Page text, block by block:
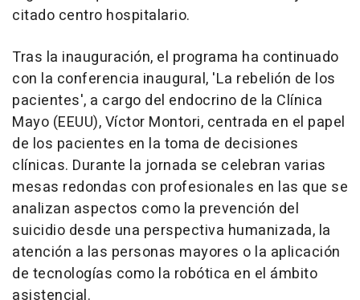
citado centro hospitalario.
Tras la inauguración, el programa ha continuado
con la conferencia inaugural, 'La rebelión de los
pacientes', a cargo del endocrino de la Clínica
Mayo (EEUU), Víctor Montori, centrada en el papel
de los pacientes en la toma de decisiones
clínicas. Durante la jornada se celebran varias
mesas redondas con profesionales en las que se
analizan aspectos como la prevención del
suicidio desde una perspectiva humanizada, la
atención a las personas mayores o la aplicación
de tecnologías como la robótica en el ámbito